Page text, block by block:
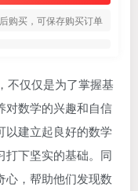
购买，可保存购买订单
不仅仅是为了掌握基
对数学的兴趣和自信
以建立起良好的数学
打下坚实的基础。同
心，帮助他们发现数